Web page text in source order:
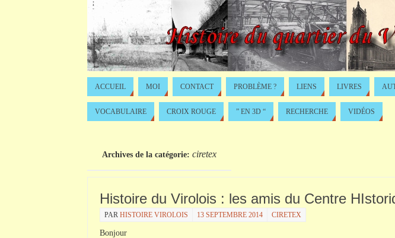
ACCUEIL MOI CONTACT PROBLÈME ? LIENS LIVRES
VOCABULAIRE CROIX ROUGE ” EN 3D “ RECHERCHE VIDÉOS
Archives de la catégorie: ciretex
Histoire du Virolois : les amis du Centre
PAR HISTOIRE VIROLOIS 13 SEPTEMBRE 2014 CIRETEX
Bonjour